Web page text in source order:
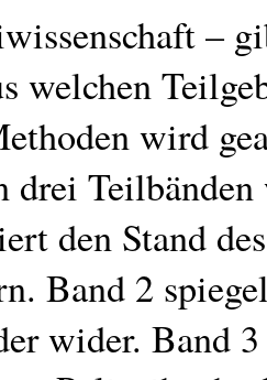
–
welchen
wird
drei
den Stand
Band 2
wider. Band